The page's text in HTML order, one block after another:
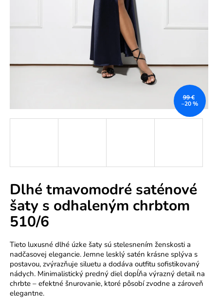
Dlhé tmavomodré saténové
šaty s odhaleným chrbtom
510/6
Tieto luxusné dlhé úzke šaty sú stelesnením ženskosti a
nadčasovej elegancie. Jemne lesklý satén krásne splýva s
postavou, zvýrazňuje siluetu a dodáva outfitu sofistikovaný
nádych. Minimalistický predný diel dopĺňa výrazný detail na
chrbte – efektné šnurovanie, ktoré pôsobí zvodne a zároveň
elegantne.
99 €
–20 %
n
s
O
d
p
o
r
ú
č
a
m
e